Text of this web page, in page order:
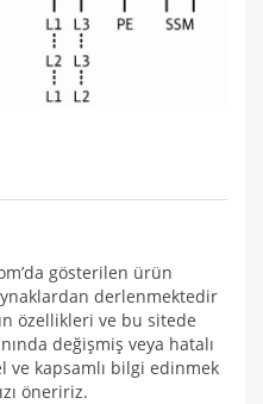
gösterilen ürün
derlenmektedir
özellikleri ve bu sitede
değişmiş veya hatalı
ve kapsamlı bilgi edinmek
öneririz.